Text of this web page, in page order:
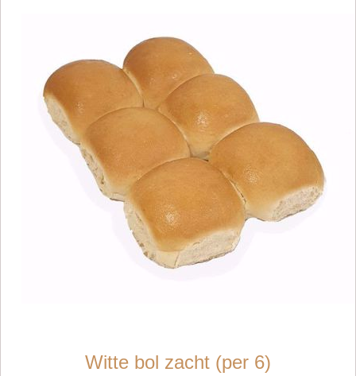
Witte bol zacht (per 6)